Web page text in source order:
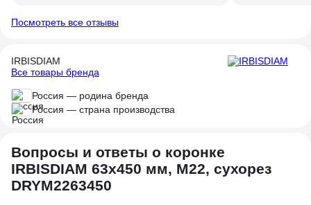
Труднее
Посмотреть все отзывы
IRBISDIAM
Все товары бренда
Россия — родина бренда
Россия — страна производства
Вопросы и ответы о коронке
IRBISDIAM 63x450 мм, М22, сухорез
DRYМ2263450